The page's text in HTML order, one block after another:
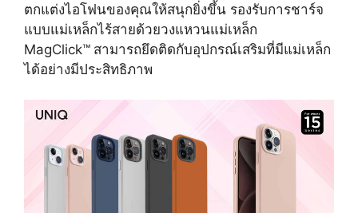
ตกแต่งไอโฟนของคุณให้สนุกยิ่งขึ้น รองรับการชาร์จ
แบบแม่เหล็กไร้สายด้วยวงแหวนแม่เหล็ก
MagClick™ สามารถยึดติดกับอุปกรณ์เสริมที่มีแม่เหล็ก
ได้อย่างมีประสิทธิภาพ